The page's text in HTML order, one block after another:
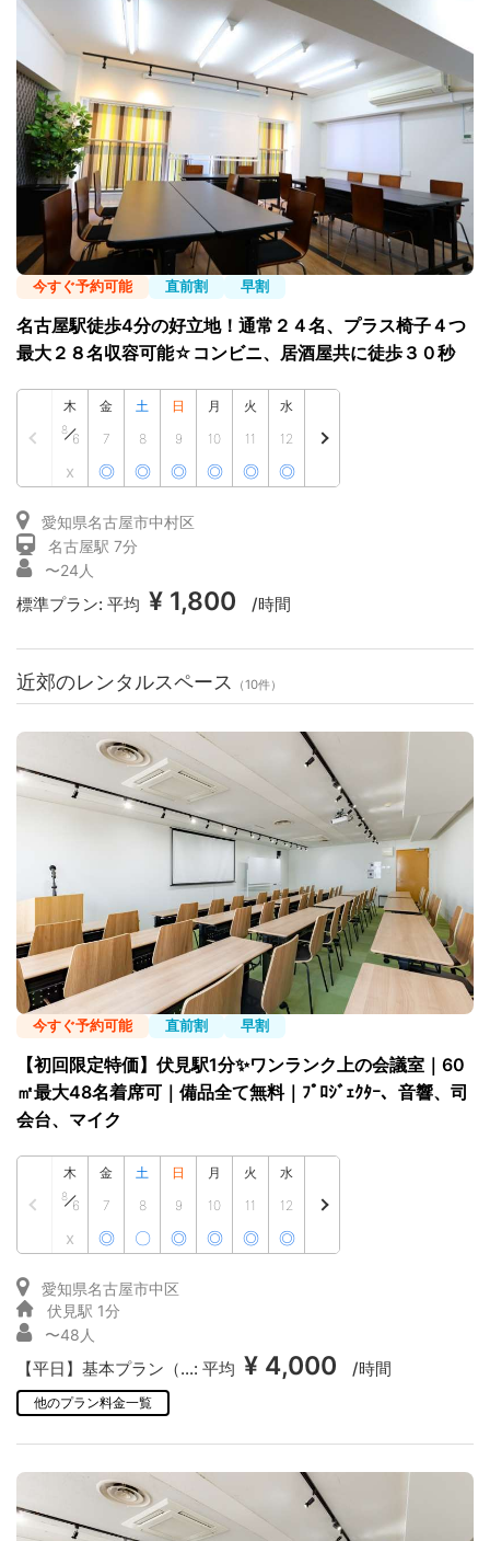
今すぐ予約可能 直前割 早割
名古屋駅徒歩4分の好立地！通常２４名、プラス椅子４つ
最大２８名収容可能☆コンビニ、居酒屋共に徒歩３０秒
木
8
6
x
金
7
◎
土
8
◎
日
9
◎
月
10
◎
火
11
◎
水
12
◎
愛知県名古屋市中村区
名古屋駅 7分
〜24人
標準プラン: 平均 ¥ 1,800 /時間
近郊のレンタルスペース （10件）
今すぐ予約可能 直前割 早割
【初回限定特価】伏見駅1分✨ワンランク上の会議室｜60
㎡最大48名着席可｜備品全て無料｜ﾌﾟﾛｼﾞｪｸﾀｰ、音響、司
会台、マイク
木
8
6
x
金
7
◎
土
8
〇
日
9
◎
月
10
◎
火
11
◎
水
12
◎
愛知県名古屋市中区
伏見駅 1分
〜48人
【平日】基本プラン（...: 平均 ¥ 4,000 /時間
他のプラン料金一覧